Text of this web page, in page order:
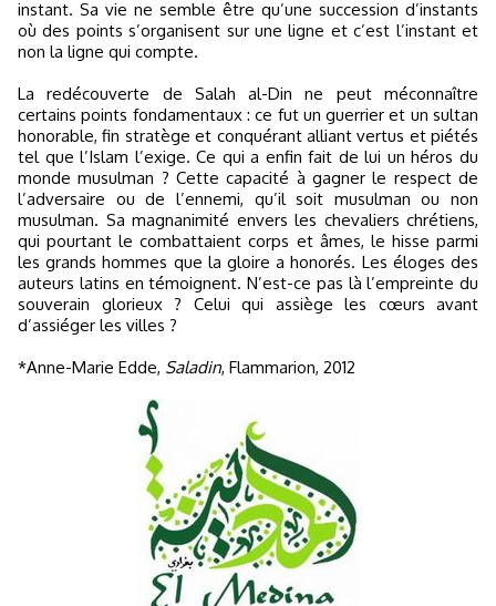
instant. Sa vie ne semble être qu’une succession d’instants
où des points s’organisent sur une ligne et c’est l’instant et
non la ligne qui compte. ​​
​La redécouverte de Salah al-Din ne peut méconnaître
certains points fondamentaux : ce fut un guerrier et un sultan
honorable, fin stratège et conquérant alliant vertus et piétés
tel que l’Islam l’exige. Ce qui a enfin fait de lui un héros du
monde musulman ? Cette capacité à gagner le respect de
l’adversaire ou de l’ennemi, qu’il soit musulman ou non
musulman. Sa magnanimité envers les chevaliers chrétiens,
qui pourtant le combattaient corps et âmes, le hisse parmi
les grands hommes que la gloire a honorés. Les éloges des
auteurs latins en témoignent. N’est-ce pas là l’empreinte du
souverain glorieux ? Celui qui assiège les cœurs avant
d’assiéger les villes ?
*Anne-Marie Edde, Saladin, Flammarion, 2012